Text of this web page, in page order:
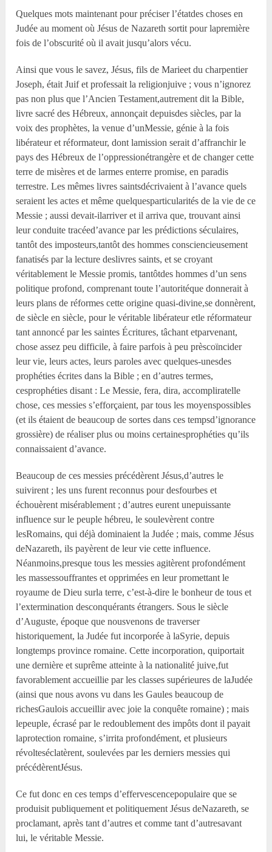
Quelques mots maintenant pour préciser l’étatdes choses en
Judée au moment où Jésus de Nazareth sortit pour lapremière
fois de l’obscurité où il avait jusqu’alors vécu.
Ainsi que vous le savez, Jésus, fils de Marieet du charpentier
Joseph, était Juif et professait la religionjuive ; vous n’ignorez
pas non plus que l’Ancien Testament,autrement dit la Bible,
livre sacré des Hébreux, annonçait depuisdes siècles, par la
voix des prophètes, la venue d’unMessie, génie à la fois
libérateur et réformateur, dont lamission serait d’affranchir le
pays des Hébreux de l’oppressionétrangère et de changer cette
terre de misères et de larmes enterre promise, en paradis
terrestre. Les mêmes livres saintsdécrivaient à l’avance quels
seraient les actes et même quelquesparticularités de la vie de ce
Messie ; aussi devait-ilarriver et il arriva que, trouvant ainsi
leur conduite tracéed’avance par les prédictions séculaires,
tantôt des imposteurs,tantôt des hommes consciencieusement
fanatisés par la lecture deslivres saints, et se croyant
véritablement le Messie promis, tantôtdes hommes d’un sens
politique profond, comprenant toute l’autoritéque donnerait à
leurs plans de réformes cette origine quasi-divine,se donnèrent,
de siècle en siècle, pour le véritable libérateur etle réformateur
tant annoncé par les saintes Écritures, tâchant etparvenant,
chose assez peu difficile, à faire parfois à peu prèscoïncider
leur vie, leurs actes, leurs paroles avec quelques-unesdes
prophéties écrites dans la Bible ; en d’autres termes,
cesprophéties disant : Le Messie, fera, dira, accompliratelle
chose, ces messies s’efforçaient, par tous les moyenspossibles
(et ils étaient de beaucoup de sortes dans ces tempsd’ignorance
grossière) de réaliser plus ou moins certainesprophéties qu’ils
connaissaient d’avance.
Beaucoup de ces messies précédèrent Jésus,d’autres le
suivirent ; les uns furent reconnus pour desfourbes et
échouèrent misérablement ; d’autres eurent unepuissante
influence sur le peuple hébreu, le soulevèrent contre
lesRomains, qui déjà dominaient la Judée ; mais, comme Jésus
deNazareth, ils payèrent de leur vie cette influence.
Néanmoins,presque tous les messies agitèrent profondément
les massessouffrantes et opprimées en leur promettant le
royaume de Dieu surla terre, c’est-à-dire le bonheur de tous et
l’extermination desconquérants étrangers. Sous le siècle
d’Auguste, époque que nousvenons de traverser
historiquement, la Judée fut incorporée à laSyrie, depuis
longtemps province romaine. Cette incorporation, quiportait
une dernière et suprême atteinte à la nationalité juive,fut
favorablement accueillie par les classes supérieures de laJudée
(ainsi que nous avons vu dans les Gaules beaucoup de
richesGaulois accueillir avec joie la conquête romaine) ; mais
lepeuple, écrasé par le redoublement des impôts dont il payait
laprotection romaine, s’irrita profondément, et plusieurs
révolteséclatèrent, soulevées par les derniers messies qui
précédèrentJésus.
Ce fut donc en ces temps d’effervescencepopulaire que se
produisit publiquement et politiquement Jésus deNazareth, se
proclamant, après tant d’autres et comme tant d’autresavant
lui, le véritable Messie.